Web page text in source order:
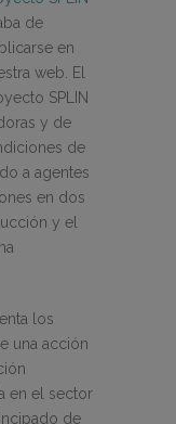
de
en
web. El
SPLIN
y de
de
a agentes
en dos
y el
los
una acción
en el sector
de